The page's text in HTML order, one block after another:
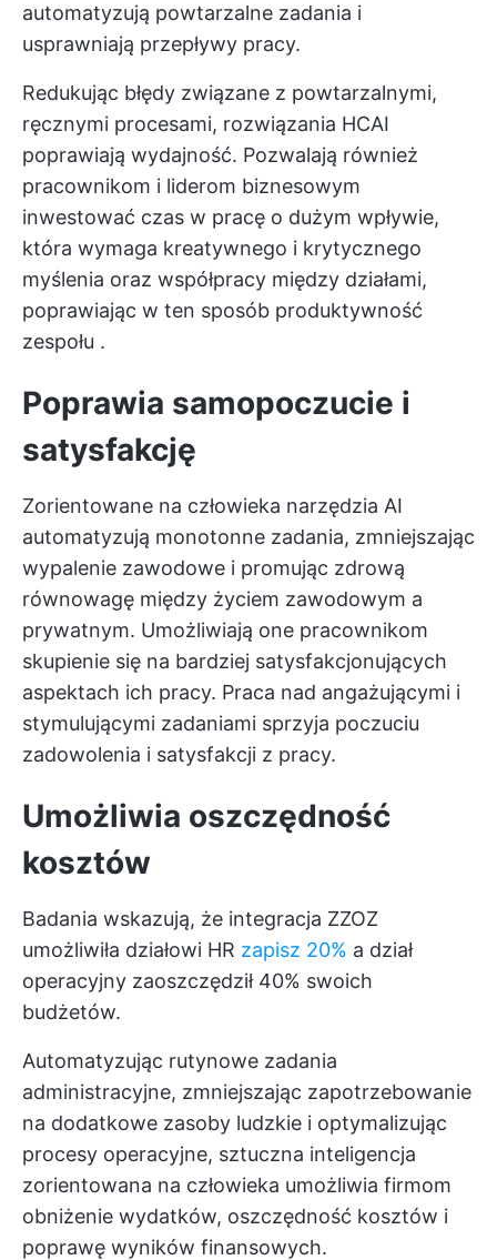
automatyzują powtarzalne zadania i
usprawniają przepływy pracy.
Redukując błędy związane z powtarzalnymi,
ręcznymi procesami, rozwiązania HCAI
poprawiają wydajność. Pozwalają również
pracownikom i liderom biznesowym
inwestować czas w pracę o dużym wpływie,
która wymaga kreatywnego i krytycznego
myślenia oraz współpracy między działami,
poprawiając w ten sposób produktywność
zespołu .
Poprawia samopoczucie i
satysfakcję
Zorientowane na człowieka narzędzia AI
automatyzują monotonne zadania, zmniejszając
wypalenie zawodowe i promując zdrową
równowagę między życiem zawodowym a
prywatnym. Umożliwiają one pracownikom
skupienie się na bardziej satysfakcjonujących
aspektach ich pracy. Praca nad angażującymi i
stymulującymi zadaniami sprzyja poczuciu
zadowolenia i satysfakcji z pracy.
Umożliwia oszczędność
kosztów
Badania wskazują, że integracja ZZOZ
umożliwiła działowi HR zapisz 20% a dział
operacyjny zaoszczędził 40% swoich
budżetów.
Automatyzując rutynowe zadania
administracyjne, zmniejszając zapotrzebowanie
na dodatkowe zasoby ludzkie i optymalizując
procesy operacyjne, sztuczna inteligencja
zorientowana na człowieka umożliwia firmom
obniżenie wydatków, oszczędność kosztów i
poprawę wyników finansowych.